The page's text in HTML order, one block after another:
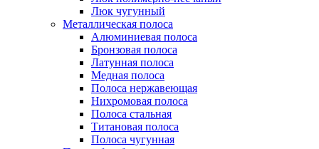
Люк чугунный
Металлическая полоса
Алюминиевая полоса
Бронзовая полоса
Латунная полоса
Медная полоса
Полоса нержавеющая
Нихромовая полоса
Полоса стальная
Титановая полоса
Полоса чугунная